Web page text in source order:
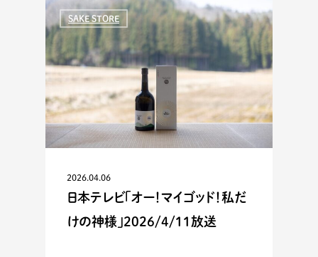
SAKE STORE
2026.04.06
日本テレビ「オー！マイゴッド！私だ
けの神様」2026/4/11放送